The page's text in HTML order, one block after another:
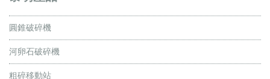
圓錐破碎機
河卵石破碎機
粗碎移動站